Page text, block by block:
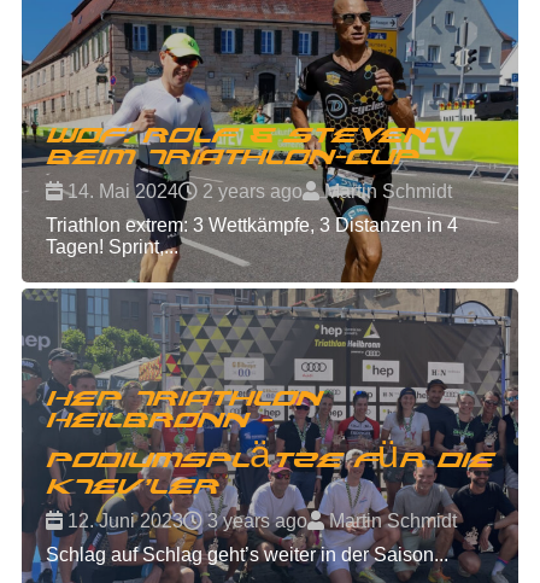
Wof: Rolf & Steven
beim Triathlon-Cup
14. Mai 2024
2 years ago
Martin Schmidt
Triathlon extrem: 3 Wettkämpfe, 3 Distanzen in 4
Tagen! Sprint,...
HEP Triathlon
Heilbronn -
Podiumsplätze für die
KTeV'ler
12. Juni 2023
3 years ago
Martin Schmidt
Schlag auf Schlag geht’s weiter in der Saison...